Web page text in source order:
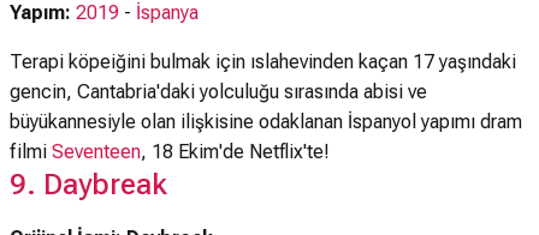
Yapım: 2019 - İspanya
Terapi köpeiğini bulmak için ıslahevinden kaçan 17 yaşındaki
gencin, Cantabria'daki yolculuğu sırasında abisi ve
büyükannesiyle olan ilişkisine odaklanan İspanyol yapımı dram
filmi Seventeen, 18 Ekim'de Netflix'te!
9. Daybreak